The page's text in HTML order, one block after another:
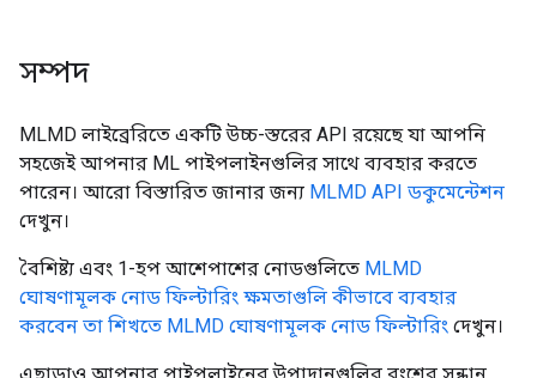
সম্পদ
MLMD লাইব্রেরিতে একটি উচ্চ-স্তরের API রয়েছে যা আপনি
সহজেই আপনার ML পাইপলাইনগুলির সাথে ব্যবহার করতে
পারেন। আরো বিস্তারিত জানার জন্য MLMD API ডকুমেন্টেশন
দেখুন।
বৈশিষ্ট্য এবং 1-হপ আশেপাশের নোডগুলিতে MLMD
ঘোষণামূলক নোড ফিল্টারিং ক্ষমতাগুলি কীভাবে ব্যবহার
করবেন তা শিখতে MLMD ঘোষণামূলক নোড ফিল্টারিং দেখুন।